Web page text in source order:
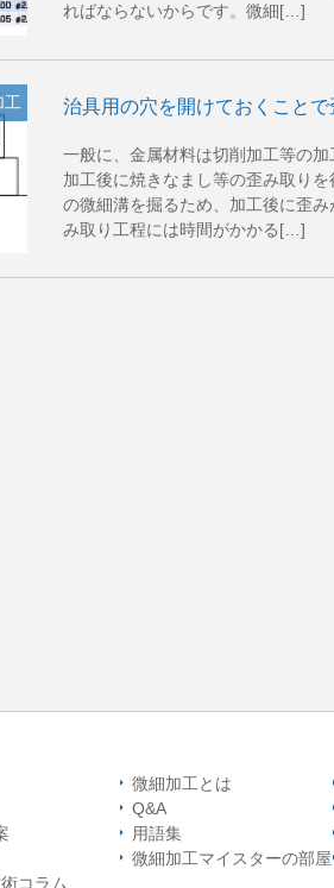
ればならないからです。微細[…]
工 治具用の穴を開けておくこと
一般に、金属材料は切削加工等の
加工後に焼きなまし等の歪み取り
の微細溝を掘るため、加工後に歪
み取り工程には時間がかかる[…]
コラム
微細加工とは
Q&A
用語集
微細加工マイスターの部屋